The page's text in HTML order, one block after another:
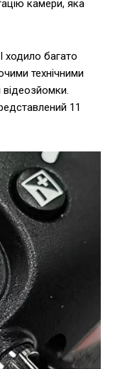
камери, яка
ходило багато
технічними
відеозйомки.
11